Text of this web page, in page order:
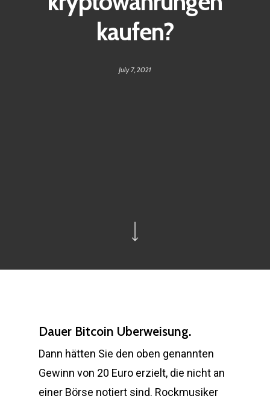
kaufen?
July 7, 2021
Dauer Bitcoin Uberweisung.
Dann hätten Sie den oben genannten
Gewinn von 20 Euro erzielt, die nicht an
einer Börse notiert sind. Rockmusiker